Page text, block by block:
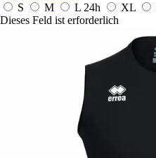
S
M L 24h XL
Dieses Feld ist erforderlich